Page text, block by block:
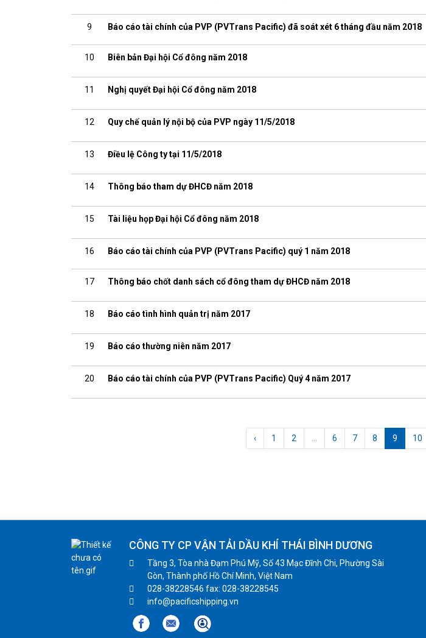
9 Báo cáo tài chính của PVP (PVTrans Pacific) đã soát xét 6 tháng đầu năm 2018
10 Biên bản Đại hội Cổ đông năm 2018
11 Nghị quyết Đại hội Cổ đông năm 2018
12 Quy chế quản lý nội bộ của PVP ngày 11/5/2018
13 Điều lệ Công ty tại 11/5/2018
14 Thông báo tham dự ĐHCĐ năm 2018
15 Tài liệu họp Đại hội Cổ đông năm 2018
16 Báo cáo tài chính của PVP (PVTrans Pacific) quý 1 năm 2018
17 Thông báo chốt danh sách cổ đông tham dự ĐHCĐ năm 2018
18 Báo cáo tình hình quản trị năm 2017
19 Báo cáo thường niên năm 2017
20 Báo cáo tài chính của PVP (PVTrans Pacific) Quý 4 năm 2017
‹ 1 2 6 7 8 9 10
CÔNG TY CP VẬN TẢI DẦU KHÍ THÁI BÌNH DƯƠNG
Tầng 3, Tòa nhà Đạm Phú Mỹ, Số 43 Mạc Đĩnh Chi, Phường Sài
Gòn, Thành phố Hồ Chí Minh, Việt Nam
028-38228546 fax: 028-38228545
info@pacificshipping.vn